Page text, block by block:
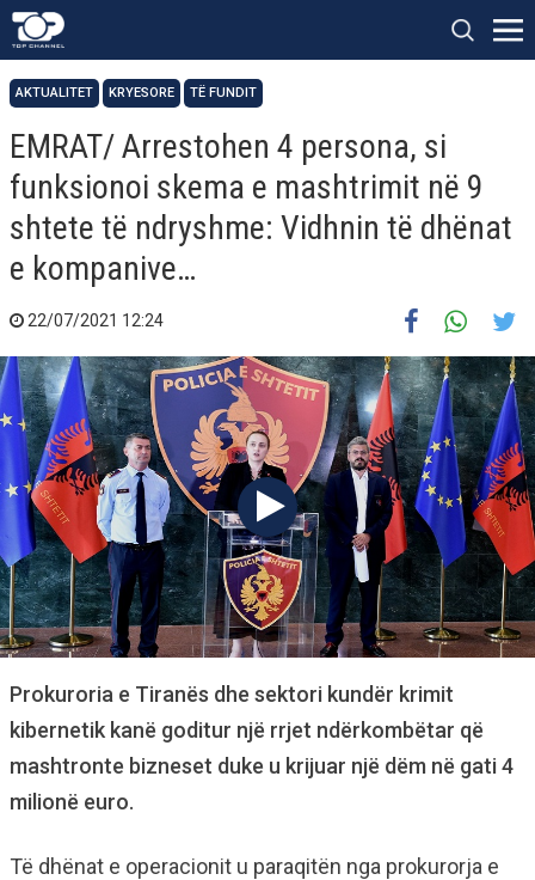
AKTUALITET KRYESORE TË FUNDIT
EMRAT/ Arrestohen 4 persona, si
funksionoi skema e mashtrimit në 9
shtete të ndryshme: Vidhnin të dhënat
e kompanive…
22/07/2021 12:24
Prokuroria e Tiranës dhe sektori kundër krimit
kibernetik kanë goditur një rrjet ndërkombëtar që
mashtronte bizneset duke u krijuar një dëm në gati 4
milionë euro.
Të dhënat e operacionit u paraqitën nga prokurorja e